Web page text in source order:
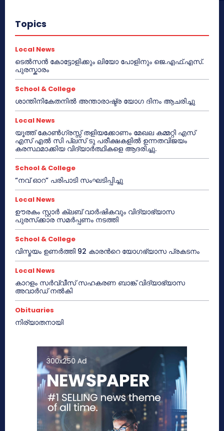
Topics
Local News
ടെൽസൻ കോട്ടോളിക്കും ലിയോ പോളിനും ജെ.എഫ്.എസ്.
പുരസ്കാരം
School & College
ശാന്തിനികേതനിൽ അന്താരാഷ്ട്ര യോഗ ദിനം ആചരിച്ചു
Local News
യൂത്ത് കോൺഗ്രസ്സ് തളിയക്കോണം മേഖല കമ്മറ്റി എസ്
എസ് എൽ സി പ്ലസ് ടു പരീക്ഷകളിൽ ഉന്നതവിജയം
കരസ്ഥമാക്കിയ വിദ്യാർത്ഥികളെ ആദരിച്ചു.
School & College
“നവ് ഓറ” പരിപാടി സംഘടിപ്പിച്ചു
Local News
ഊരകം സ്റ്റാർ ക്ലബ് വാർഷികവും വിദ്യാഭ്യാസ
പുരസ്‌ക്കാര സമർപ്പണം നടത്തി
School & College
വിസ്മയം ഉണർത്തി 92 കാരൻറെ യോഗഭ്യാസ പ്രകടനം
Local News
കാറളം സർവ്വീസ് സഹകരണ ബാങ്ക് വിദ്യാഭ്യാസ
അവാർഡ് നൽകി
Obituaries
നിര്യാതനായി